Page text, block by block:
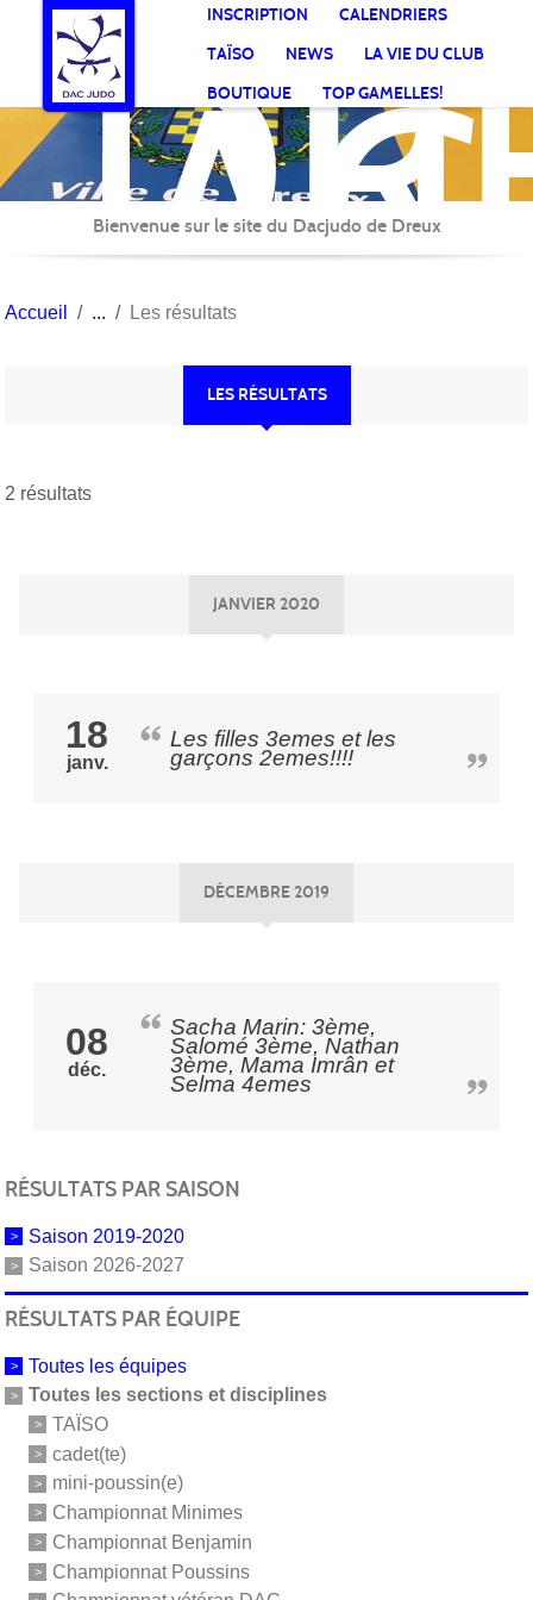
INSCRIPTION
CALENDRIERS
TAÏSO
NEWS
LA VIE DU CLUB
BOUTIQUE
TOP GAMELLES!
AC
Bienvenue sur le site du Dacjudo de Dreux
Accueil Les résultats
LES RÉSULTATS
2 résultats
JANVIER 2020
18
janv.
Les filles 3emes et les
garçons 2emes!!!!
DÉCEMBRE 2019
08
déc.
Sacha Marin: 3ème,
Salomé 3ème, Nathan
3ème, Mama Imrân et
Selma 4emes
RÉSULTATS PAR SAISON
Saison 2019-2020
Saison 2026-2027
RÉSULTATS PAR ÉQUIPE
Toutes les équipes
Toutes les sections et disciplines
TAÏSO
cadet(te)
mini-poussin(e)
Championnat Minimes
Championnat Benjamin
Championnat Poussins
Panneau de gestion des cookies